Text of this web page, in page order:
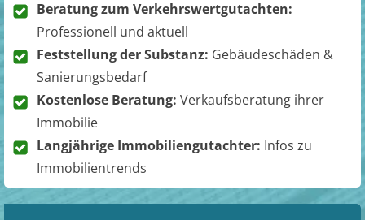
Beratung zum Verkehrswertgutachten:
Professionell und aktuell
Feststellung der Substanz: Gebäudeschäden &
Sanierungsbedarf
Kostenlose Beratung: Verkaufsberatung ihrer
Immobilie
Langjährige Immobiliengutachter: Infos zu
Immobilientrends